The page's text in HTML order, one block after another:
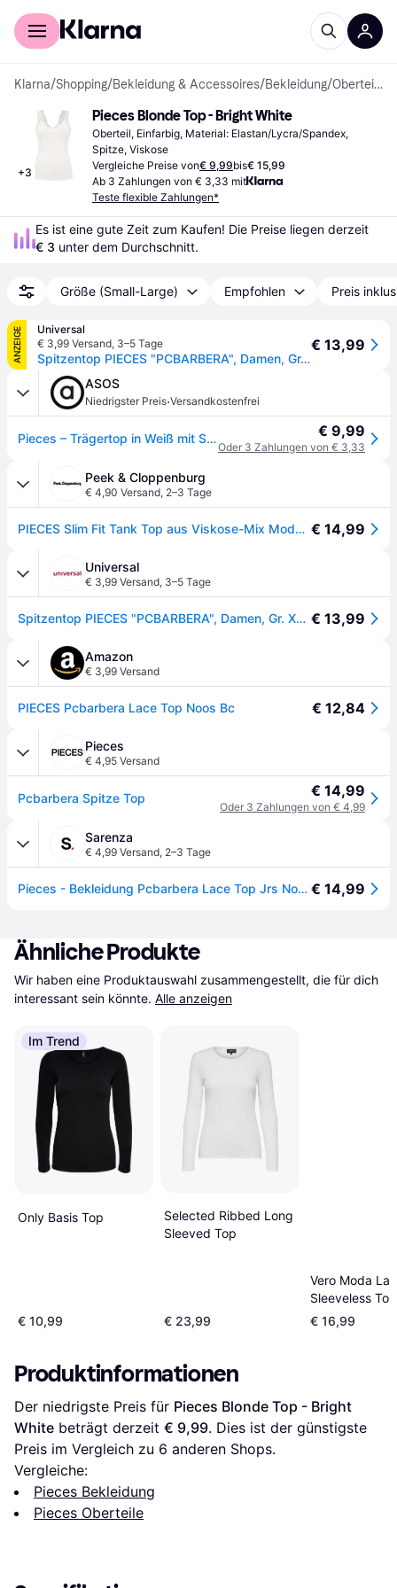
Für Shopper
Klarna/Shopping/Bekleidung & Accessoires/Bekleidung/ Oberteile
+3
Pieces Blonde Top - Bright White
Oberteil, Einfarbig, Material: Elastan/Lycra/Spandex,
Spitze, Viskose
Vergleiche Preise von€ 9,99bis€ 15,99
Ab 3 Zahlungen von € 3,33 mit
Teste flexible Zahlungen*
€ 3 unter dem Durchschnitt.
Größe (Small-Large) Empfohlen Preis
ANZEIGE
Universal
€ 3,99 Versand, 3–5 Tage
Spitzentop PIECES "PCBARBERA", Damen, Gr. XS, hellweiß, Jersey, Obermaterial: 95% Viskose, 5% Elasthan, unifarben, figurbetont normal, V-Ausschnitt, Tops Spitzentop, Viskosemischung
€ 13,99
ASOS
Niedrigster Preis·Versandkostenfrei
Pieces – Trägertop in Weiß mit Spitzenborte und V-Ausschnitt € 9,99
Oder 3 Zahlungen von € 3,33
Peek & Cloppenburg
€ 4,90 Versand, 2–3 Tage
PIECES Slim Fit Tank Top aus Viskose-Mix Modell 'BARBERA LACE' in Weiss, Größe S € 14,99
Universal
€ 3,99 Versand, 3–5 Tage
Spitzentop PIECES "PCBARBERA", Damen, Gr. XL, hellweiß, Jersey, Obermaterial: 95% Viskose, 5% Elasthan, unifarben, figurbetont normal, V-Ausschnitt, Tops Spitzentop, Viskosemischung € 13,99
Amazon
€ 3,99 Versand
PIECES Pcbarbera Lace Top Noos Bc € 12,84
Pieces
€ 4,95 Versand
Pcbarbera Spitze Top € 14,99
Oder 3 Zahlungen von € 4,99
Sarenza
€ 4,99 Versand, 2–3 Tage
Pieces - Bekleidung Pcbarbera Lace Top Jrs Noos Bc - Weiß - Größe L € 14,99
Ähnliche Produkte
Wir haben eine Produktauswahl zusammengestellt, die für dich
interessant sein könnte. Alle anzeigen
Im Trend
Only Basis Top
€ 10,99
Selected Ribbed Long
Sleeved Top
€ 23,99
Vero Moda
Sleeveless
White/Snow
€ 16,99
Produktinformationen
Der niedrigste Preis für Pieces Blonde Top - Bright
White beträgt derzeit € 9,99. Dies ist der günstigste
Preis im Vergleich zu 6 anderen Shops.
Vergleiche:
Pieces Bekleidung
Pieces Oberteile